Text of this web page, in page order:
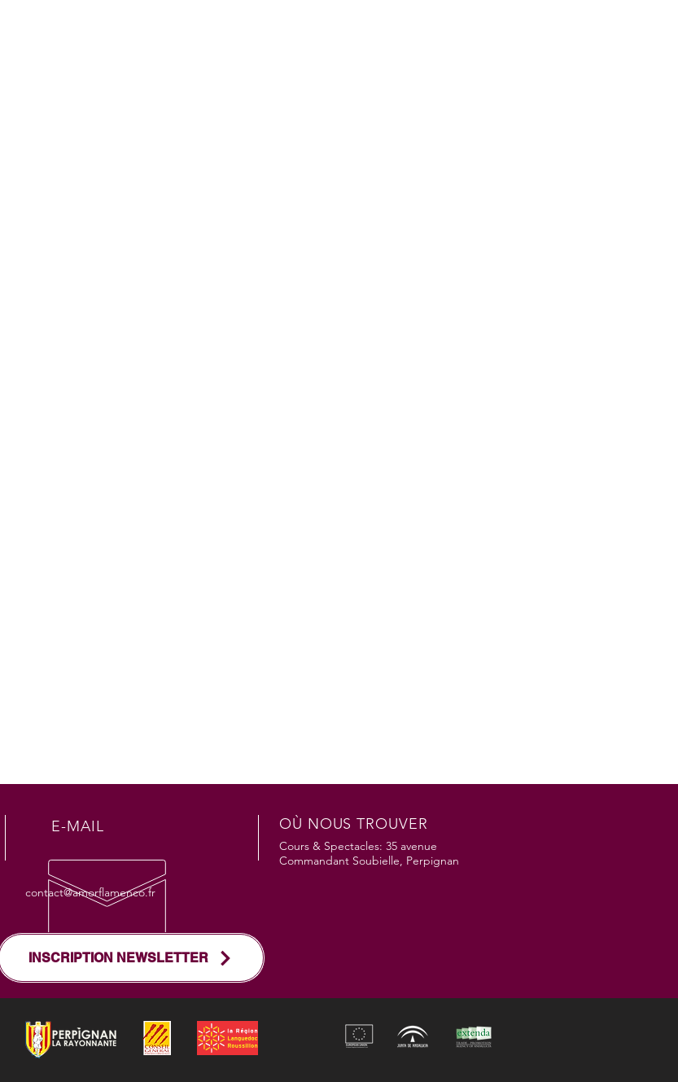
E-MAIL OÙ NOUS TROUVER
Cours & Spectacles: 35 avenue
Commandant Soubielle, Perpignan
contact@amorflamenco.fr
INSCRIPTION NEWSLETTER